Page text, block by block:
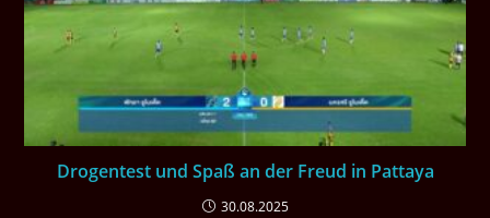
Drogentest und Spaß an der Freud in Pattaya
30.08.2025